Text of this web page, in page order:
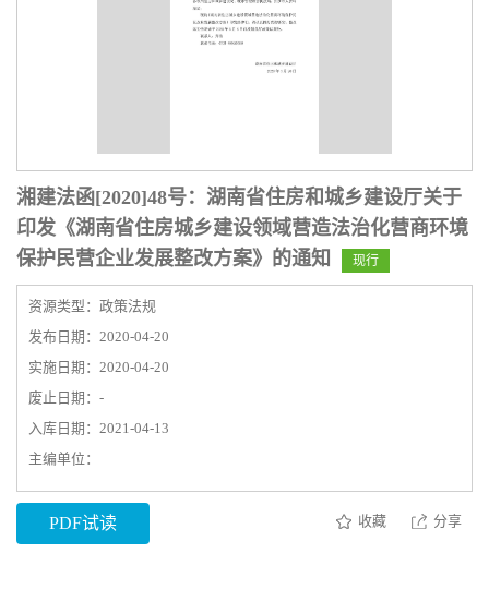
湘建法函[2020]48号：湖南省住房和城乡建设厅关于
印发《湖南省住房城乡建设领域营造法治化营商环境
保护民营企业发展整改方案》的通知
现行
资源类型：政策法规
发布日期：2020-04-20
实施日期：2020-04-20
废止日期：-
入库日期：2021-04-13
主编单位：
PDF试读 收藏 分享